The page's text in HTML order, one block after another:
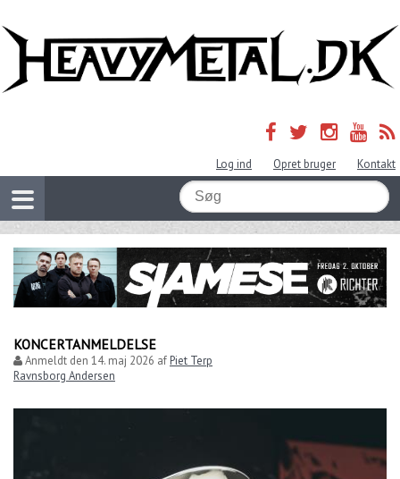
Log ind Opret bruger Kontakt
KONCERTANMELDELSE
Anmeldt den 14. maj 2026 afPiet Terp
Ravnsborg Andersen